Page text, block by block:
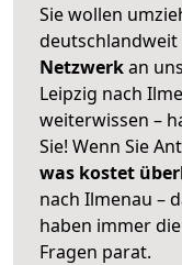
Sie wollen
deutschlandweit
Netzwerkan
Leipzig nach
weiterwissen –
Sie! Wenn Sie
was kostet
nach Ilmenau –
haben immer
Fragen parat.